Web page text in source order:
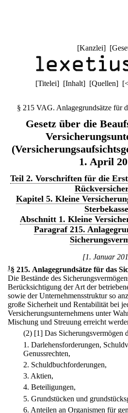
[Kanzlei] [
[Titelei] [Inhalt] [Quellen] [
§ 215 VAG. Anlagegrundsätze für
Gesetz über die
1. April
Teil 2. Vorschriften für die
Kapitel 5. Kleine
Abschnitt 1. Kleine
Paragraf 215.
[1. Januar
1 § 215. Anlagegrundsätze für das
Die Bestände des
Berücksichtigung der Art der
sowie der Unternehmensstruktur so
große Sicherheit und Rentabilität bei
Versicherungsunternehmens unter
Mischung und Streuung erreicht
(2) [1] Das Sicherungsvermögen
1. Darlehensforderungen,
Genussrechten,
2. Schuldbuchforderungen,
3. Aktien,
4. Beteiligungen,
5. Grundstücken und
6. Anteilen an Organismen für